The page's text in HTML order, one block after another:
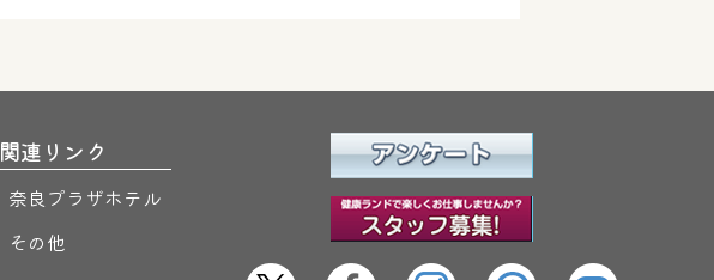
関連リンク
奈良プラザホテル
その他